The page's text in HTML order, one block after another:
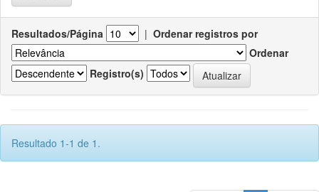
Resultados/Página | Ordenar registros por
Ordenar
Registro(s)
Resultado 1-1 de 1.